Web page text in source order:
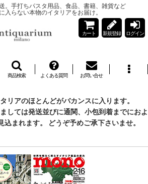
。手打ちパスタ用品、食品、書籍、雑貨など
入らない本物のイタリアをお届け。
カート 新規登録 ログイン
商品検索 よくある質問 お問い合せ
リアのほとんどがバカンスに入ります。
しては発送並びに通関、小包到着までにおよ
込まれます。 どうぞ予めご承下さいませ。